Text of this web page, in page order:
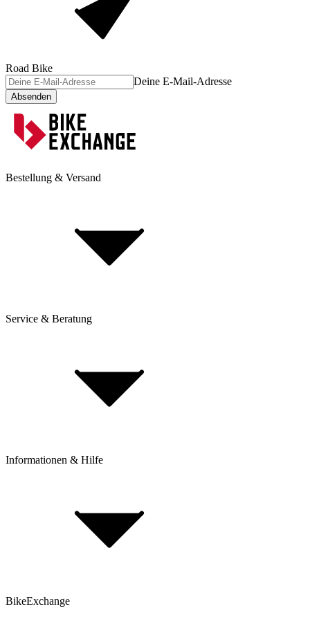
Road Bike
Deine E-Mail-Adresse
Absenden
Bestellung & Versand
Dienstrad-Leasing
Retouren & Reklamationen
Service & Beratung
Rahmenhöhe bestimmen
Top 80 E-Bike Marken
Informationen & Hilfe
AGB
BikeExchange